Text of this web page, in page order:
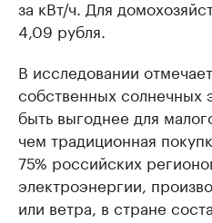
за кВт/ч. Для
4,09 рубля.
В исследовании
собственных солнечных
быть выгоднее для
чем традиционная
75% российских
электроэнергии,
или ветра, в стране